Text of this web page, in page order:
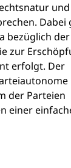
und
Dabei
bezüglich der
zur
erfolgt. Der
der Parteien
einer